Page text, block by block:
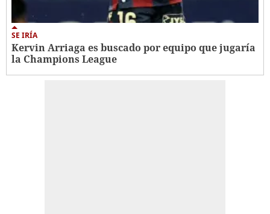
SE IRÍA
Kervin Arriaga es buscado por equipo que jugaría
la Champions League